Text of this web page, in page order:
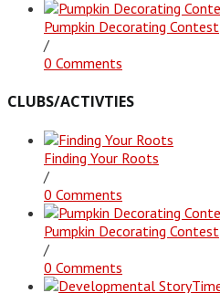
Pumpkin Decorating Contest
/
0 Comments
CLUBS/ACTIVTIES
Finding Your Roots
/
0 Comments
Pumpkin Decorating Contest
/
0 Comments